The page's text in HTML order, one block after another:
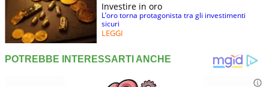
Investire in oro
L’oro torna protagonista tra gli investimenti
sicuri
LEGGI